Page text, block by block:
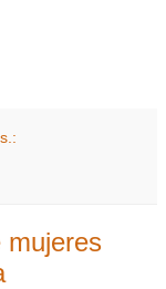
mujeres